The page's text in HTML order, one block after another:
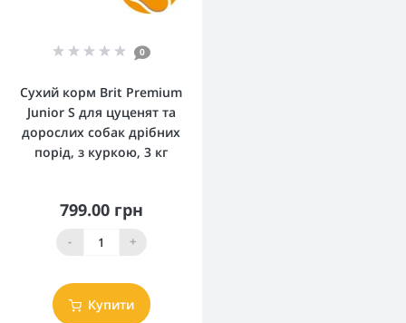
0
Сухий корм Brit Premium
Junior S для цуценят та
дорослих собак дрібних
порід, з куркою, 3 кг
799.00 грн
- +
Купити